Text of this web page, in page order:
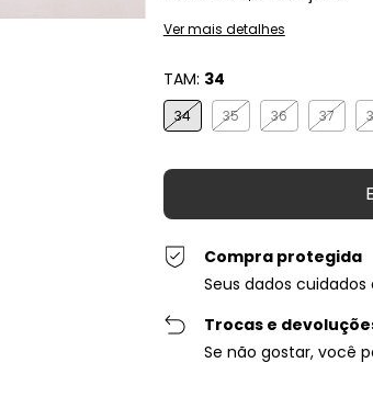
Ver mais detalhes
TAM: 34
34 35 36 37
Compra protegida
Seus dados
Trocas e
Se não gostar, você